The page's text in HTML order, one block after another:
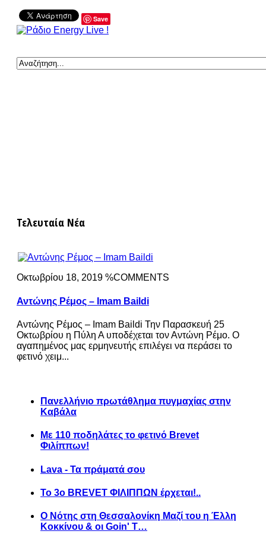
Save
Τελευταία Νέα
Οκτωβρίου 18, 2019 %COMMENTS
Αντώνης Ρέμος – Imam Baildi
Αντώνης Ρέμος – Imam Baildi Την Παρασκευή 25
Οκτωβρίου η Πύλη Α υποδέχεται τον Αντώνη Ρέμο. Ο
αγαπημένος μας ερμηνευτής επιλέγει να περάσει το
φετινό χειμ...
Πανελλήνιο πρωτάθλημα πυγμαχίας στην
Καβάλα
Με 110 ποδηλάτες το φετινό Brevet
Φιλίππων!
Lava - Τα πράματά σου
Το 3ο BREVET ΦΙΛΙΠΠΩΝ έρχεται!..
Ο Νότης στη Θεσσαλονίκη Μαζί του η Έλλη
Κοκκίνου & οι Goin' T…